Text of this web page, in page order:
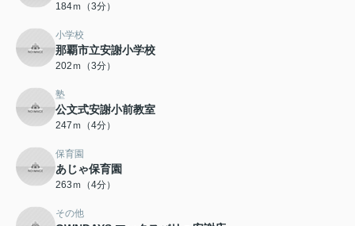
184ｍ（3分）
小学校
那覇市立安謝小学校
202ｍ（3分）
塾
公文式安謝小前教室
247ｍ（4分）
保育園
あじゃ保育園
263ｍ（4分）
その他